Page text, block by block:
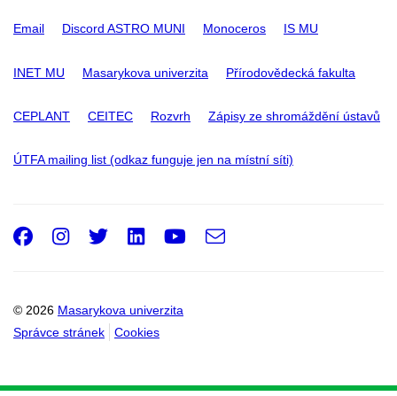
Email Discord ASTRO MUNI Monoceros IS MU
INET MU Masarykova univerzita Přírodovědecká fakulta
CEPLANT CEITEC Rozvrh Zápisy ze shromáždění ústavů
ÚTFA mailing list (odkaz funguje jen na místní síti)
© 2026 Masarykova univerzita
Správce stránek
Cookies
Facebook
Instagram
Twitter
LinkedIn
Youtube
e-